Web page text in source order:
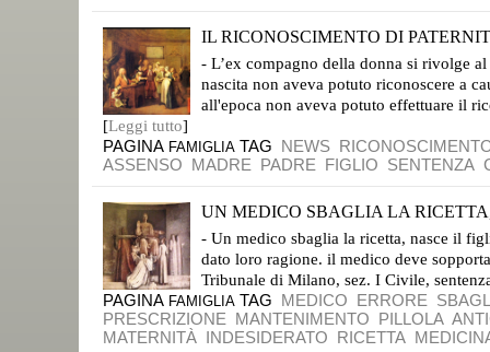
IL RICONOSCIMENTO DI
- L’ex compagno della donna si rivolge
nascita non aveva potuto riconoscere a
all'epoca non aveva potuto effettuare il
[Leggi tutto]
PAGINA FAMIGLIA TAG NEWS
ASSENSO MADRE PADRE FIGLIO SENTENZA
UN MEDICO SBAGLIA LA
- Un medico sbaglia la ricetta, nasce il
dato loro ragione. il medico deve
Tribunale di Milano, sez. I Civile,
PAGINA FAMIGLIA TAG MEDICO ERRORE
PRESCRIZIONE MANTENIMENTO PILLOLA
MATERNITÀ INDESIDERATO RICETTA